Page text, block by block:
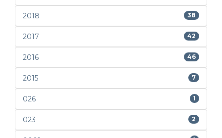
2018 38
2017 42
2016 46
2015 7
026 1
023 2